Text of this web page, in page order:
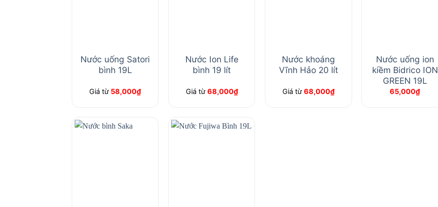
Nước uống Satori
bình 19L
Giá từ 58,000₫
Nước Ion Life
bình 19 lít
Giá từ 68,000₫
Nước khoáng
Vĩnh Hảo 20 lít
Giá từ 68,000₫
Nước uống ion
kiềm Bidrico ION
GREEN 19L
65,000₫